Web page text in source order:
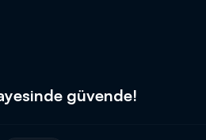
güvende!